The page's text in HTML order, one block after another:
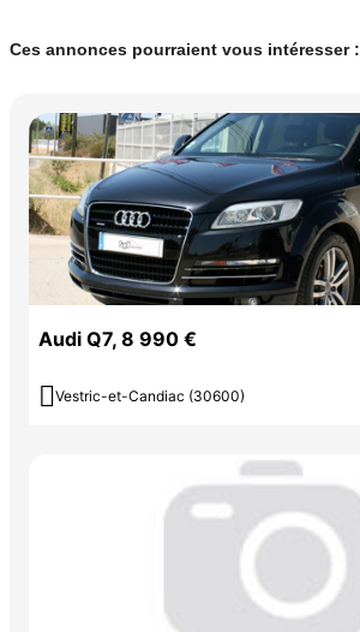
Ces annonces pourraient vous intéresser :
Audi Q7, 8 990 €
 Vestric-et-Candiac (30600)